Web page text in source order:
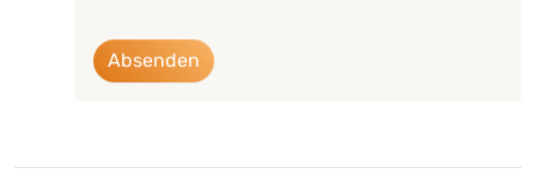
Absenden